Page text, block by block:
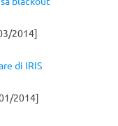
2014]
di IRIS
2014]